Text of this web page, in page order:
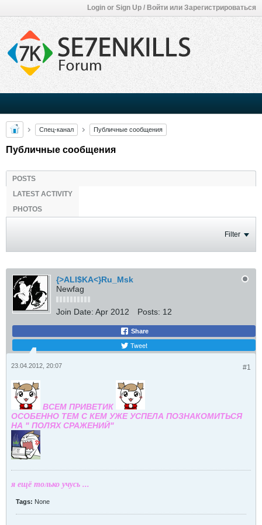
Login or Sign Up / Войти или Зарегистрироваться
Спец-канал Публичные сообщения
Публичные сообщения
POSTS
LATEST ACTIVITY
PHOTOS
Filter
{>ALI$KA<}Ru_Msk
Newfag
Join Date: Apr 2012 Posts: 12
Share
Tweet
#1
23.04.2012, 20:07
ВСЕМ ПРИВЕТИК
ОСОБЕННО ТЕМ С КЕМ УЖЕ УСПЕЛА ПОЗНАКОМИТЬСЯ
НА " ПОЛЯХ СРАЖЕНИЙ"
я ещё только учусь ...
Tags: None